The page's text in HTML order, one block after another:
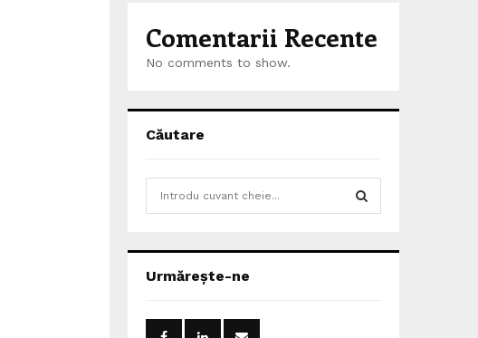
Comentarii Recente
No comments to show.
Căutare
h
o
Urmărește-ne